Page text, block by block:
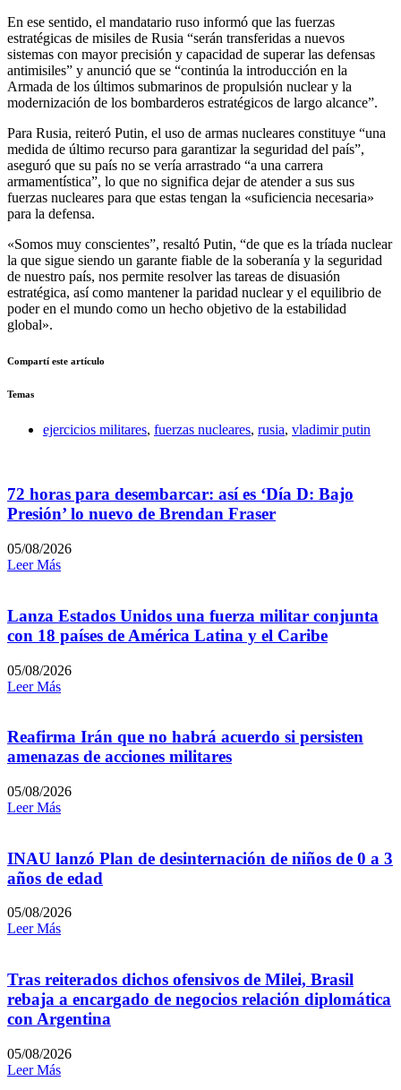
En ese sentido, el mandatario ruso informó que las fuerzas
estratégicas de misiles de Rusia “serán transferidas a nuevos
sistemas con mayor precisión y capacidad de superar las defensas
antimisiles” y anunció que se “continúa la introducción en la
Armada de los últimos submarinos de propulsión nuclear y la
modernización de los bombarderos estratégicos de largo alcance”.
Para Rusia, reiteró Putin, el uso de armas nucleares constituye “una
medida de último recurso para garantizar la seguridad del país”,
aseguró que su país no se vería arrastrado “a una carrera
armamentística”, lo que no significa dejar de atender a sus sus
fuerzas nucleares para que estas tengan la «suficiencia necesaria»
para la defensa.
«Somos muy conscientes”, resaltó Putin, “de que es la tríada nuclear
la que sigue siendo un garante fiable de la soberanía y la seguridad
de nuestro país, nos permite resolver las tareas de disuasión
estratégica, así como mantener la paridad nuclear y el equilibrio de
poder en el mundo como un hecho objetivo de la estabilidad
global».
Compartí este artículo
Temas
ejercicios militares, fuerzas nucleares, rusia, vladimir putin
72 horas para desembarcar: así es ‘Día D: Bajo
Presión’ lo nuevo de Brendan Fraser
05/08/2026
Leer Más
Lanza Estados Unidos una fuerza militar conjunta
con 18 países de América Latina y el Caribe
05/08/2026
Leer Más
Reafirma Irán que no habrá acuerdo si persisten
amenazas de acciones militares
05/08/2026
Leer Más
INAU lanzó Plan de desinternación de niños de 0 a 3
años de edad
05/08/2026
Leer Más
Tras reiterados dichos ofensivos de Milei, Brasil
rebaja a encargado de negocios relación diplomática
con Argentina
05/08/2026
Leer Más